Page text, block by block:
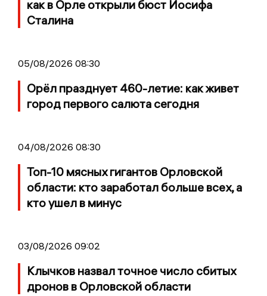
как в Орле открыли бюст Иосифа
Сталина
05/08/2026 08:30
Орёл празднует 460-летие: как живет
город первого салюта сегодня
04/08/2026 08:30
Топ-10 мясных гигантов Орловской
области: кто заработал больше всех, а
кто ушел в минус
03/08/2026 09:02
Клычков назвал точное число сбитых
дронов в Орловской области